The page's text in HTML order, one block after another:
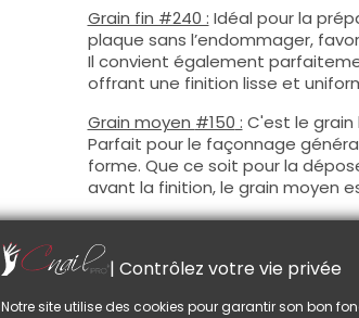
Grain fin #240 : Idéal pour la
plaque sans l’endommager,
Il convient également
offrant une finition lisse et
Grain moyen #150 : C'est le
Parfait pour le façonnage
forme. Que ce soit pour la
avant la finition, le grain moyen
Grain rugeux#100:
particulièrement lors des
temps tout en maintenant une
Conseil :
| Contrôlez votre vie privée
Notre site utilise des cookies pour garantir son bon